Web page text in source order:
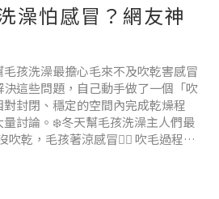
澡怕感冒？網友神
孩洗澡最擔心毛來不及吹乾害感冒
這些問題，自己動手做了一個「吹
封閉、穩定的空間內完成乾燥程
討論。❄️冬天幫毛孩洗澡主人們最
吹乾，毛孩著涼感冒👉🏻 吹毛過程壓
溫約 38–39°C。洗澡後若環境溫度
下降速度會加快。特別是：短毛犬/